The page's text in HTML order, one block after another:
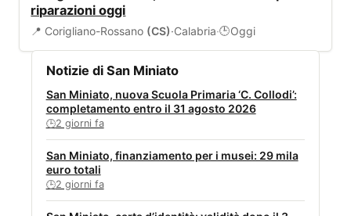
riparazioni oggi
📍 Corigliano-Rossano (CS)·Calabria·🕒Oggi
Notizie di San Miniato
San Miniato, nuova Scuola Primaria ‘C. Collodi’:
completamento entro il 31 agosto 2026
🕒2 giorni fa
San Miniato, finanziamento per i musei: 29 mila
euro totali
🕒2 giorni fa